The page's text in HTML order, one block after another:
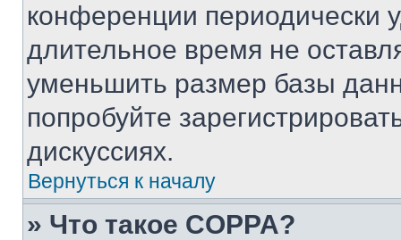
конференции периодически
длительное время не
уменьшить размер базы
попробуйте
дискуссиях.
Вернуться к началу
» Что такое COPPA?